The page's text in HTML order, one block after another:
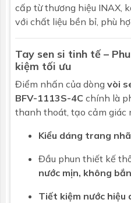
Chất liệu Thép
Chiều dài dây
sen
150cm
cấp từ thương hiệu INAX,
với chất liệu bền bỉ, phù
Tay sen si tinh tế –
kiệm tối ưu
Điểm nhấn của dòng vòi
BFV-1113S-4C chính là
thanh thoát, tạo cảm giác
Kiểu dáng trang nhã
Đầu phun thiết kế
nước mịn, không
Tiết kiệm nước hiệu